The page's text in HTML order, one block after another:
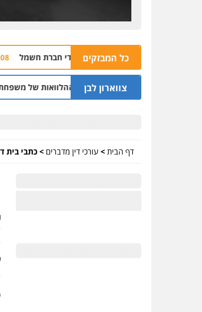
כל המבזקים
לירי ואיומים על עובדי חברת חשמל 06.08 | 10:27
צווארון לבן
בחיפה וסינדיקאט ההלוואות של משפחת הרינג
דף הבית> עורכי דין מדברים >כתבי בית